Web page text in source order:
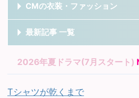
CMの衣装・ファッション
最新記事 一覧
2026年夏ドラマ(7月スタート)
Tシャツが乾くまで